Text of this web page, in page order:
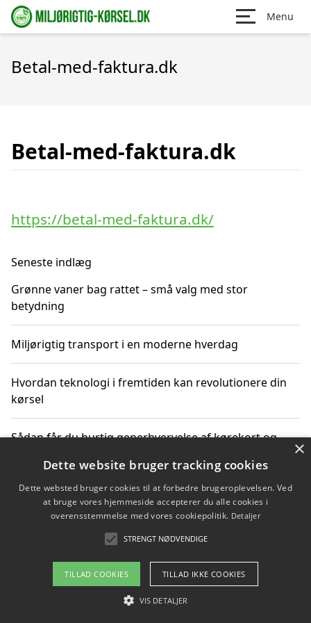
Menu
Betal-med-faktura.dk
Betal-med-faktura.dk
https://betal-med-faktura.dk/
Seneste indlæg
Grønne vaner bag rattet – små valg med stor
betydning
Miljørigtig transport i en moderne hverdag
Hvordan teknologi i fremtiden kan revolutionere din
kørsel
Sådan får du hurtig generhvervelse af kørekort og
Sådan lærer du miljørigtig kørsel hos en køreskole i
Gentofte
Copyright 2026 - Pilanto Aps
Om / kontakt
×
Dette website bruger tracking cookies
Dette websted bruger cookies til at forbedre brugeroplevelsen. Ved
at bruge vores hjemmeside accepterer du alle cookies i
overensstemmelse med vores cookiepolitik. Detaljer
STRENGT NØDVENDIGE
TILLAD COOKIES TILLAD IKKE COOKIES
VIS DETALJER